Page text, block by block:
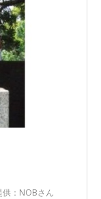
：NOBさん